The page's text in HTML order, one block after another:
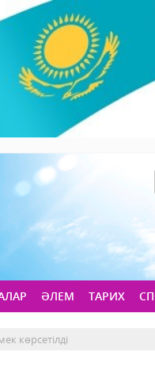
ӘЛЕМ ТАРИХ
көрсетілді